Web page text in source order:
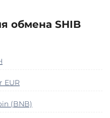
обмена SHIB
EUR
(BNB)